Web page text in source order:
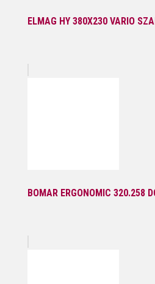
ELMAG HY 380X230 VARIO
BOMAR ERGONOMIC 320.258